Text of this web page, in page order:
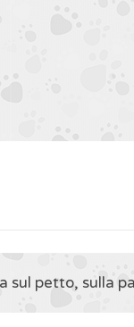
sul petto, sulla